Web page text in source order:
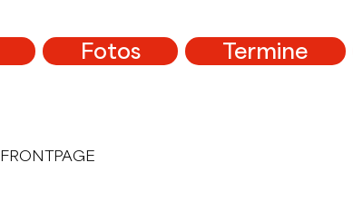
Fotos Termine
FRONTPAGE